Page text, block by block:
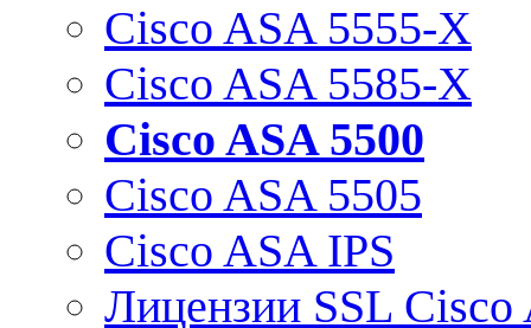
Cisco ASA 5555-X
Cisco ASA 5585-X
Cisco ASA 5500
Cisco ASA 5505
Cisco ASA IPS
Лицензии SSL Cisco